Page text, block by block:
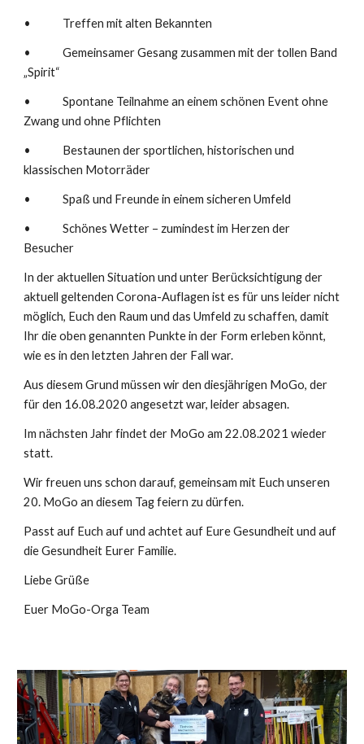
• Treffen mit alten Bekannten
• Gemeinsamer Gesang zusammen mit der tollen Band
„Spirit“
• Spontane Teilnahme an einem schönen Event ohne
Zwang und ohne Pflichten
• Bestaunen der sportlichen, historischen und
klassischen Motorräder
• Spaß und Freunde in einem sicheren Umfeld
• Schönes Wetter – zumindest im Herzen der
Besucher
In der aktuellen Situation und unter Berücksichtigung der
aktuell geltenden Corona-Auflagen ist es für uns leider nicht
möglich, Euch den Raum und das Umfeld zu schaffen, damit
Ihr die oben genannten Punkte in der Form erleben könnt,
wie es in den letzten Jahren der Fall war.
Aus diesem Grund müssen wir den diesjährigen MoGo, der
für den 16.08.2020 angesetzt war, leider absagen.
Im nächsten Jahr findet der MoGo am 22.08.2021 wieder
statt.
Wir freuen uns schon darauf, gemeinsam mit Euch unseren
20. MoGo an diesem Tag feiern zu dürfen.
Passt auf Euch auf und achtet auf Eure Gesundheit und auf
die Gesundheit Eurer Familie.
Liebe Grüße
Euer MoGo-Orga Team